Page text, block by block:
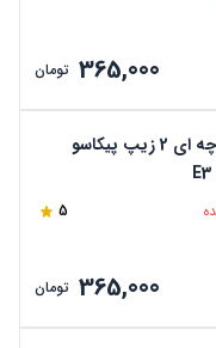
365,000 تومان
جامدادی پارچه ای 2 زیپ پیکاسو
5
365,000 تومان